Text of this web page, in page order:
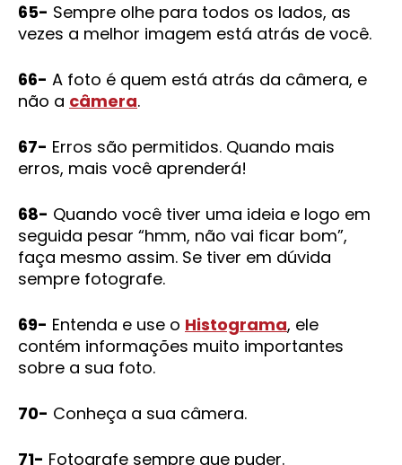
65- Sempre olhe para todos os lados, as
vezes a melhor imagem está atrás de você.
66- A foto é quem está atrás da câmera, e
não a câmera.
67- Erros são permitidos. Quando mais
erros, mais você aprenderá!
68- Quando você tiver uma ideia e logo em
seguida pesar “hmm, não vai ficar bom”,
faça mesmo assim. Se tiver em dúvida
sempre fotografe.
69- Entenda e use o Histograma, ele
contém informações muito importantes
sobre a sua foto.
70- Conheça a sua câmera.
71- Fotografe sempre que puder.